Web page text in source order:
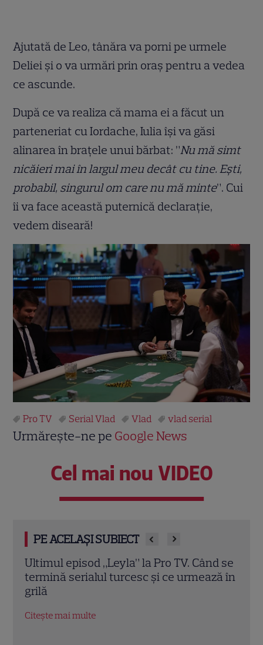
Ajutată de Leo, tânăra va porni pe urmele
Deliei și o va urmări prin oraș pentru a vedea
ce ascunde.
După ce va realiza că mama ei a făcut un
parteneriat cu Iordache, Iulia își va găsi
alinarea în brațele unui bărbat: ”Nu mă simt
nicăieri mai în largul meu decât cu tine. Ești,
probabil, singurul om care nu mă minte”. Cui
îi va face această puternică declarație,
vedem diseară!
Pro TV Serial Vlad Vlad vlad serial
Urmărește-ne pe Google News
Cel mai nou VIDEO
PE ACELAȘI SUBIECT
A apărut revista TVmania nr. 30. Irina
Rimes este vedeta copertei, iar Iuliana
Pepene și marile premiere TV